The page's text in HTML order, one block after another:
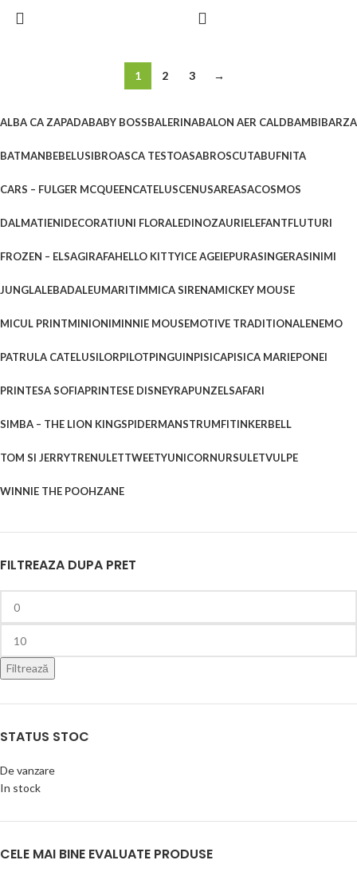
ALBA CA ZAPADABABY BOSSBALERINABALON AER CALDBAMBIBARZA
BATMANBEBELUSIBROASCA TESTOASABROSCUTABUFNITA
CARS – FULGER MCQUEENCATELUSCENUSAREASACOSMOS
DALMATIENIDECORATIUNI FLORALEDINOZAURIELEFANTFLUTURI
FROZEN – ELSAGIRAFAHELLO KITTYICE AGEIEPURASINGERASINIMI
JUNGLALEBADALEUMARITIMMICA SIRENAMICKEY MOUSE
MICUL PRINTMINIONIMINNIE MOUSEMOTIVE TRADITIONALENEMO
PATRULA CATELUSILORPILOTPINGUINPISICAPISICA MARIEPONEI
PRINTESA SOFIAPRINTESE DISNEYRAPUNZELSAFARI
SIMBA – THE LION KINGSPIDERMANSTRUMFITINKERBELL
TOM SI JERRYTRENULETTWEETYUNICORNURSULETVULPE
WINNIE THE POOHZANE
FILTREAZA DUPA PRET
Filtrează
STATUS STOC
De vanzare
In stock
CELE MAI BINE EVALUATE PRODUSE
1 2 3 →